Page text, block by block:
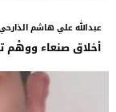
عبدالله علي هاشم
أخلاق صنعاء ووهْم